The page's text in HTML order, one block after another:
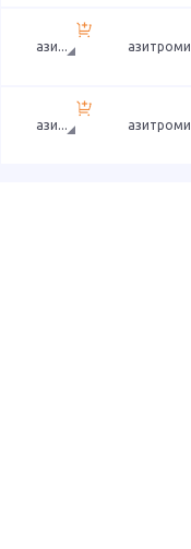
ази... азитроми
ази... азитроми